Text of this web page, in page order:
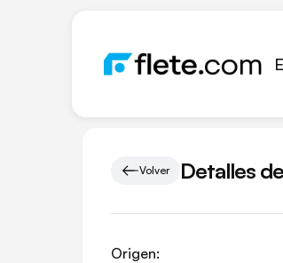
Volver Detalles
Origen: